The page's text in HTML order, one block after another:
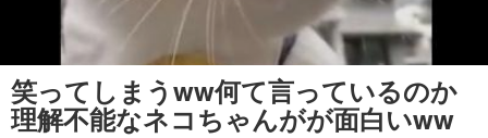
笑ってしまうww何て言っているのか
理解不能なネコちゃんがが面白いww